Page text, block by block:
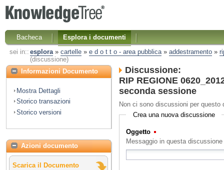
Bacheca
Esplora i documenti
sei in:: esplora» cartelle» e d o t t o - area pubblica» addestramento»
(discussione)
Informazioni Documento
Mostra Dettagli
Storico transazioni
Storico versioni
Azioni documento
Scarica il Documento
Discussione:
RIP REGIONE
seconda sessione
Non ci sono discussioni per questo
Crea una nuova discussione
Oggetto
Messaggio in questa discussione